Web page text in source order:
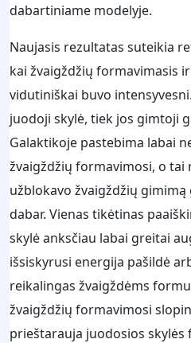
dabartiniame modelyje.
Naujasis rezultatas suteikia
kai žvaigždžių formavimasis
vidutiniškai buvo
juodoji skylė, tiek jos gimtoji
Galaktikoje pastebima labai
žvaigždžių formavimosi, o tai
užblokavo žvaigždžių
dabar. Vienas tikėtinas
skylė anksčiau labai greitai
išsiskyrusi energija pašildė
reikalingas žvaigždėms
žvaigždžių formavimosi
prieštarauja juodosios skylės